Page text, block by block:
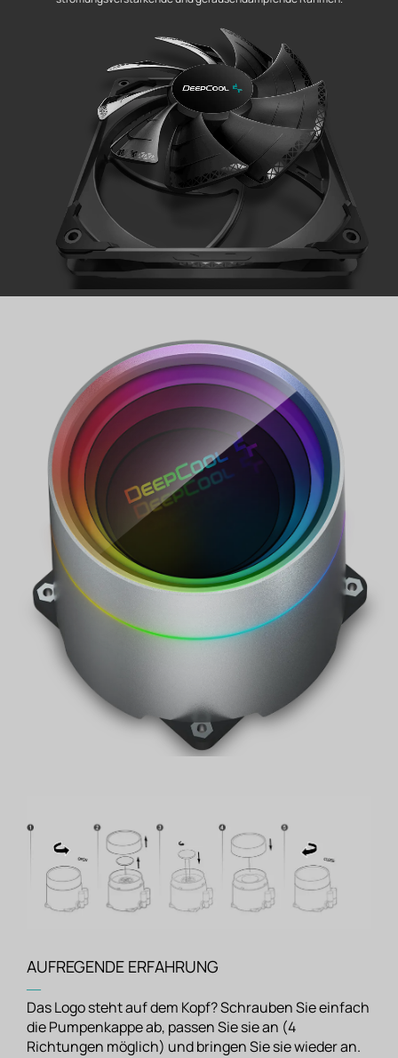
AUFREGENDE ERFAHRUNG
―
Das Logo steht auf dem Kopf? Schrauben Sie einfach
die Pumpenkappe ab, passen Sie sie an (4
Richtungen möglich) und bringen Sie sie wieder an.